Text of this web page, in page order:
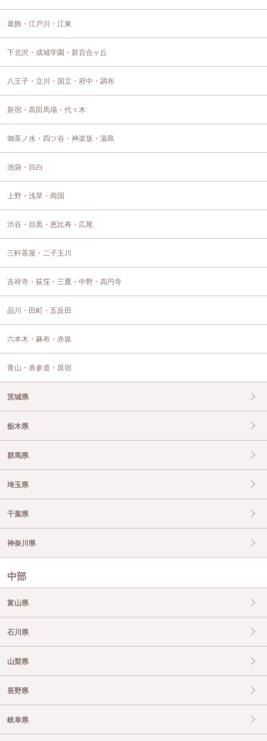
葛飾・江戸川・江東
下北沢・成城学園・新百合ヶ丘
八王子・立川・国立・府中・調布
新宿・高田馬場・代々木
御茶ノ水・四ツ谷・神楽坂・湯島
池袋・目白
上野・浅草・両国
渋谷・目黒・恵比寿・広尾
三軒茶屋・二子玉川
吉祥寺・荻窪・三鷹・中野・高円寺
品川・田町・五反田
六本木・麻布・赤坂
青山・表参道・原宿
茨城県
栃木県
群馬県
埼玉県
千葉県
神奈川県
中部
富山県
石川県
山梨県
長野県
岐阜県